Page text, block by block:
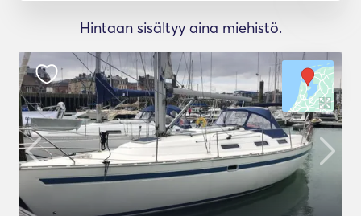
Hintaan sisältyy aina miehistö.